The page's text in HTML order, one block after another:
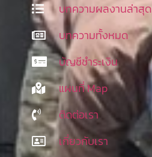
บทความผลงานล่าสุด
บทความทั้งหมด
บัญชีชำระเงิน
แผนที่ Map
ติดต่อเรา
เกี่ยวกับเรา